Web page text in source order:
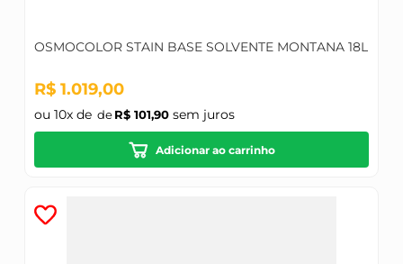
OSMOCOLOR STAIN BASE SOLVENTE MONTANA 18L
R$ 1.019,00
ou 10x de R$ 101,90sem juros
Adicionar ao carrinho